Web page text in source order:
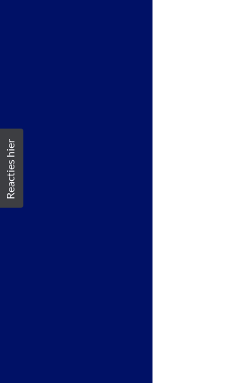
Reacties hier